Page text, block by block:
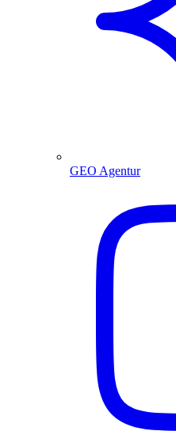
GEO Agentur